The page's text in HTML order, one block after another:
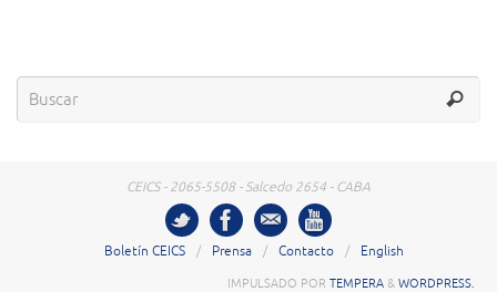
CEICS - 2065-5508 - Salcedo 2654 - CABA
Boletín CEICS Prensa Contacto English
IMPULSADO POR TEMPERA & WORDPRESS.